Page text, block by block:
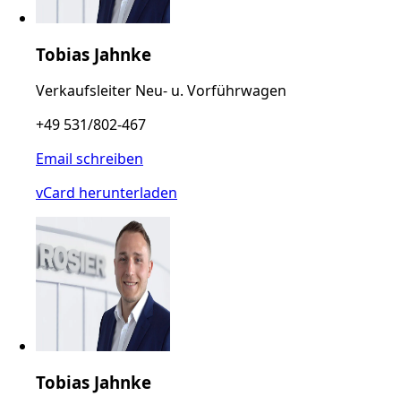
Tobias Jahnke
Verkaufsleiter Neu- u. Vorführwagen
+49 531/802-467
Email schreiben
vCard herunterladen
Tobias Jahnke